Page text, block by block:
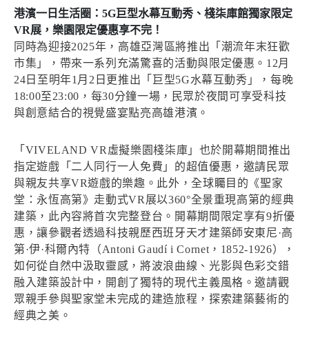
港濱一日生活圈：5G巨型水幕互動秀、棧柒庫館獨家限定
VR展，樂園限定優惠享不完！
同時為迎接2025年，高雄亞灣區將推出「潮流年末狂歡
市集」，帶來一系列充滿驚喜的活動與限定優惠。12月
24日至明年1月2日更推出「巨型5G水幕互動秀」，每晚
18:00至23:00，每30分鐘一場，民眾於夜間可享受科技
與創意結合的視覺盛宴點亮高雄港濱。
「VIVELAND VR虛擬樂園棧柒庫」也於開幕期間推出
指定遊戲「二人同行一人免費」的超值優惠，邀請民眾
與親友共享VR遊戲的樂趣。此外，全球矚目的《聖家
堂：永恆高第》走動式VR展以360°全景重現高第的經典
建築，此內容將首次完整登台。開幕期間限定享有9折優
惠，讓參觀者透過科技親歷西班牙天才建築師安東尼·高
第·伊·科爾內特（Antoni Gaudí i Cornet，1852-1926），
如何從自然中汲取靈感，將波浪曲線、光影與色彩交錯
融入建築設計中，開創了獨特的現代主義風格。邀請觀
眾親手參與聖家堂未完成的建造旅程，探索建築藝術的
經典之美。